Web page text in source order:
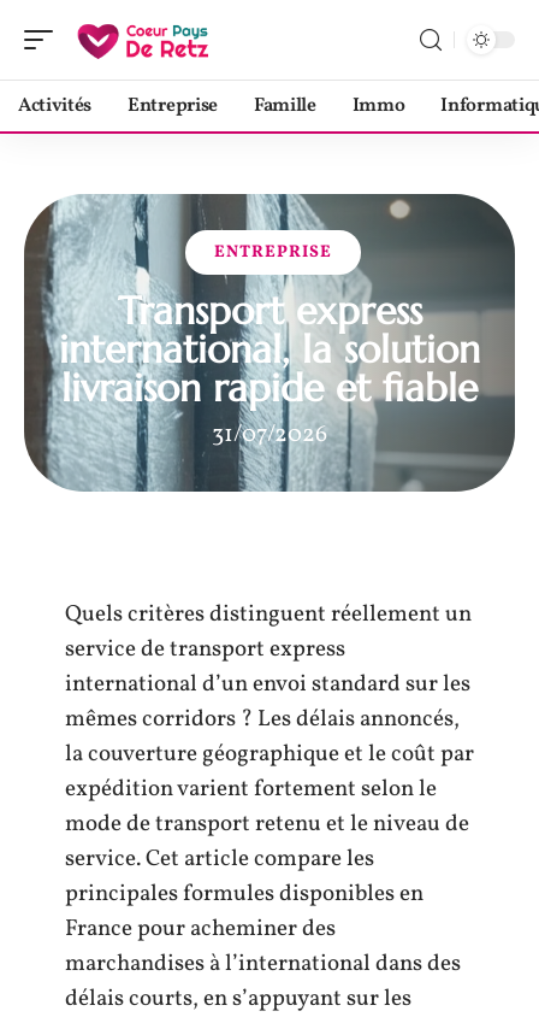
Activités Entreprise Famille Immo
ENTREPRISE
Transport express
international, la solution
livraison rapide et fiable
31/07/2026
Quels critères distinguent réellement un
service de transport express
international d’un envoi standard sur les
mêmes corridors ? Les délais annoncés,
la couverture géographique et le coût par
expédition varient fortement selon le
mode de transport retenu et le niveau de
service. Cet article compare les
principales formules disponibles en
France pour acheminer des
marchandises à l’international dans des
délais courts, en s’appuyant sur les